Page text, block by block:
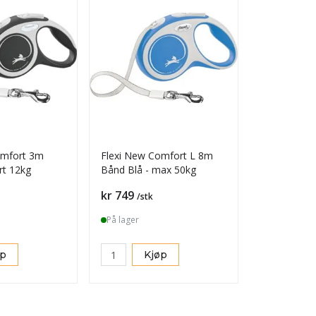
3m
12kg
Flexi New Comfort L 8m
Bånd Blå - max 50kg
Pris
kr 749 /stk
På lager
Kjøp